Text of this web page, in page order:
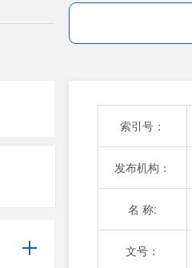
索引号：
发布机构：
名 称:
文号：